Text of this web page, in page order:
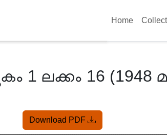
Home
1 ലക്കം 16 (1948
Download PDF